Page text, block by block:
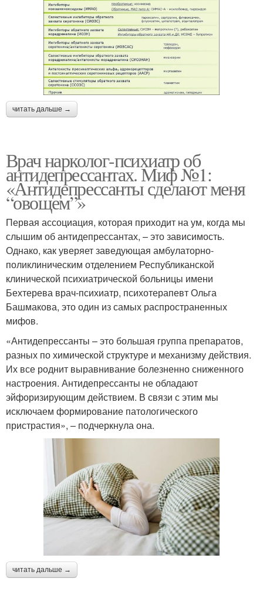
читать дальше →
Врач нарколог-психиатр об
антидепрессантах. Миф №1:
«Антидепрессанты сделают меня
“овощем”»
Первая ассоциация, которая приходит на ум, когда мы
слышим об антидепрессантах, – это зависимость.
Однако, как уверяет заведующая амбулаторно-
поликлиническим отделением Республиканской
клинической психиатрической больницы имени
Бехтерева врач-психиатр, психотерапевт Ольга
Башмакова, это один из самых распространенных
мифов.
«Антидепрессанты – это большая группа препаратов,
разных по химической структуре и механизму действия.
Их все роднит выравнивание болезненно сниженного
настроения. Антидепрессанты не обладают
эйфоризирующим действием. В связи с этим мы
исключаем формирование патологического
пристрастия», – подчеркнула она.
читать дальше →